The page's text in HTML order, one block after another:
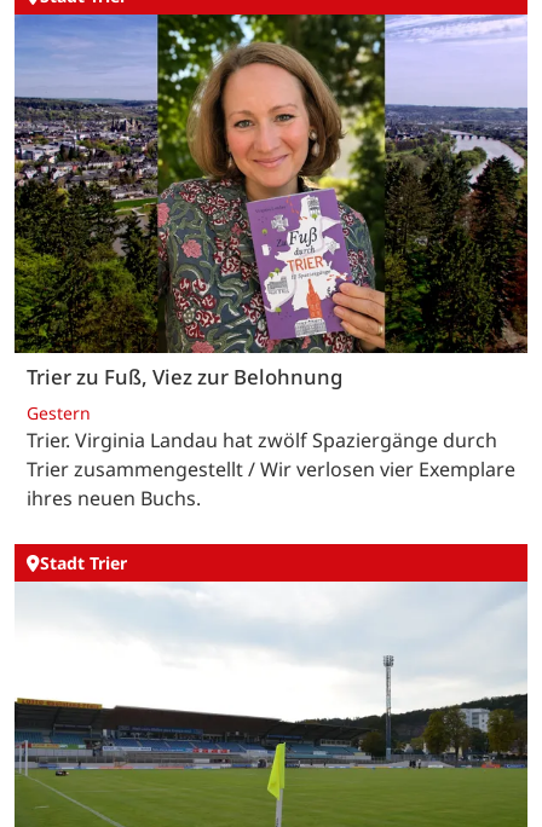
Trier zu Fuß, Viez zur Belohnung
Gestern
Trier. Virginia Landau hat zwölf Spaziergänge durch
Trier zusammengestellt / Wir verlosen vier Exemplare
ihres neuen Buchs.
Stadt Trier